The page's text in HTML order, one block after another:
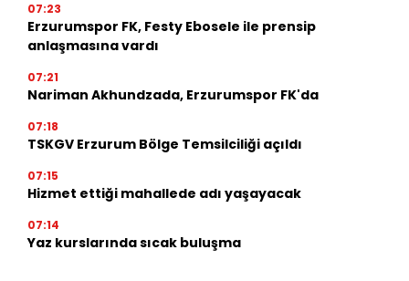
07:23
Erzurumspor FK, Festy Ebosele ile prensip
anlaşmasına vardı
07:21
Nariman Akhundzada, Erzurumspor FK'da
07:18
TSKGV Erzurum Bölge Temsilciliği açıldı
07:15
Hizmet ettiği mahallede adı yaşayacak
07:14
Yaz kurslarında sıcak buluşma